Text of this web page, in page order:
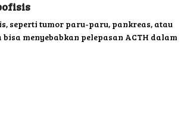
seperti tumor paru-paru, pankreas, atau
menyebabkan pelepasan ACTH dalam